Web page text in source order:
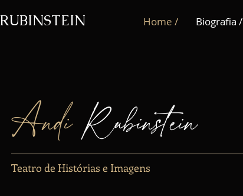
RUBINSTEIN Home / Biografia /
AndiRubinstein
Teatro de Histórias e Imagens